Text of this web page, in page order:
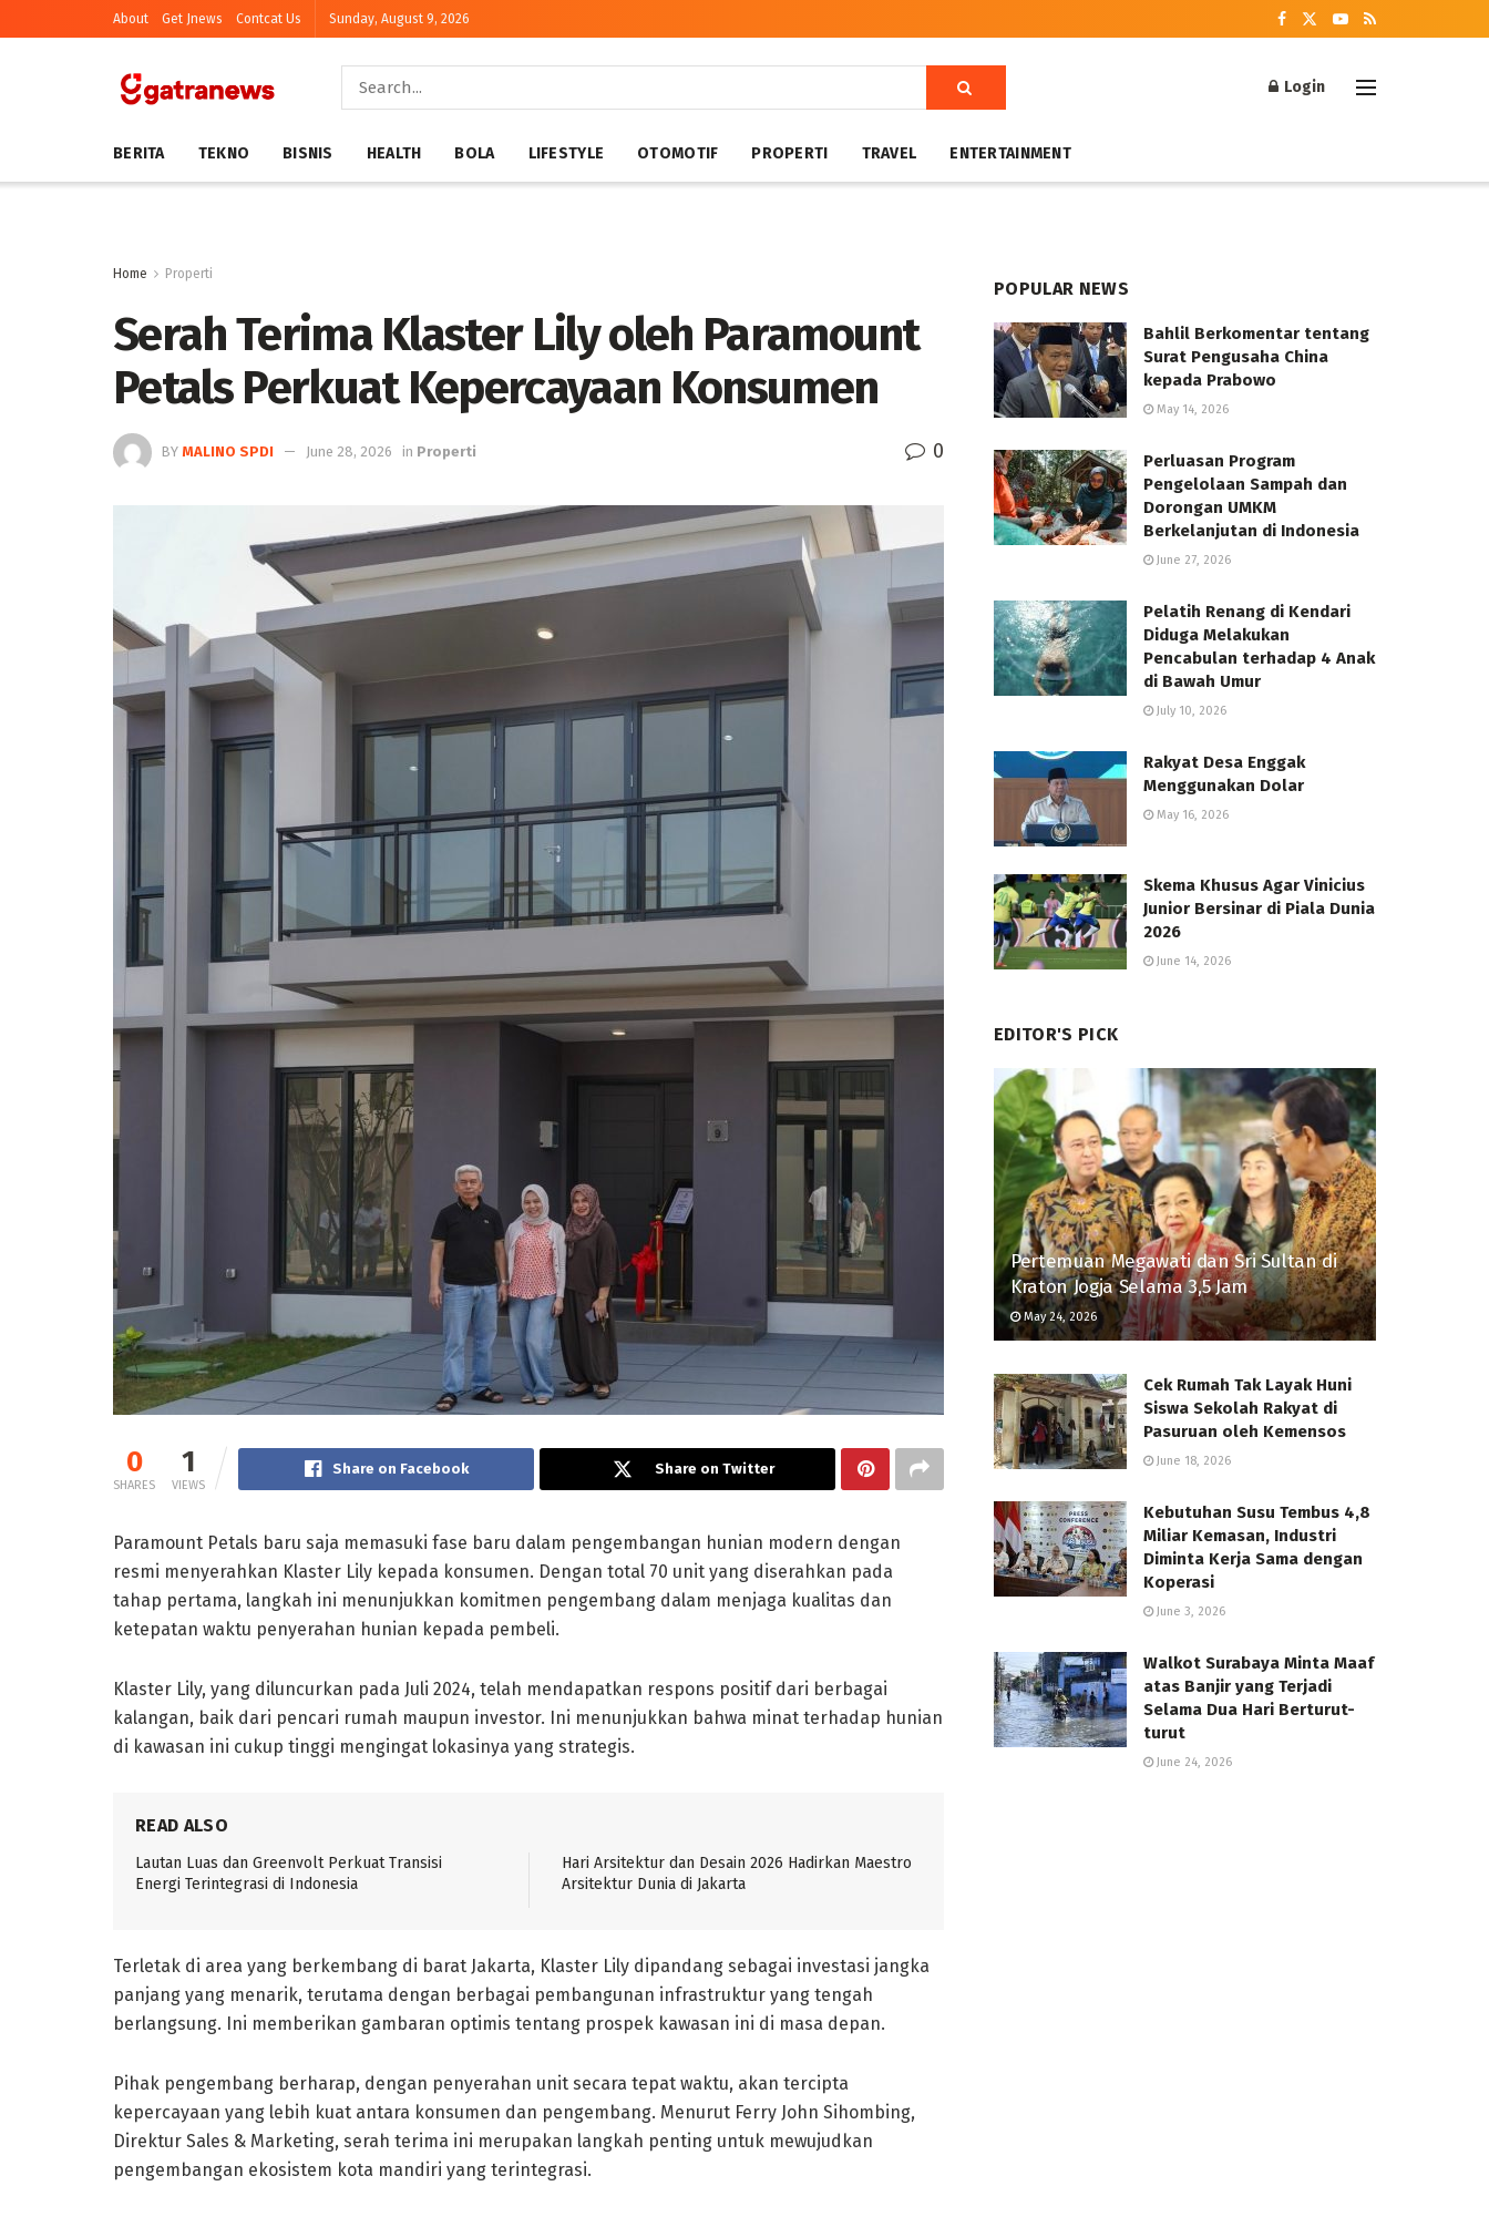
About Get Jnews Contcat Us Sunday, August 9, 2026
Login
BERITA TEKNO BISNIS HEALTH BOLA LIFESTYLE OTOMOTIF PROPERTI TRAVEL ENTERTAINMENT
Home Properti
Serah Terima Klaster Lily oleh Paramount
Petals Perkuat Kepercayaan Konsumen
BY MALINO SPDI June 28, 2026 in Properti 0
0
SHARES
1
VIEWS
Share on Facebook Share on Twitter
Paramount Petals baru saja memasuki fase baru dalam pengembangan hunian modern dengan
resmi menyerahkan Klaster Lily kepada konsumen. Dengan total 70 unit yang diserahkan pada
tahap pertama, langkah ini menunjukkan komitmen pengembang dalam menjaga kualitas dan
ketepatan waktu penyerahan hunian kepada pembeli.
Klaster Lily, yang diluncurkan pada Juli 2024, telah mendapatkan respons positif dari berbagai
kalangan, baik dari pencari rumah maupun investor. Ini menunjukkan bahwa minat terhadap hunian
di kawasan ini cukup tinggi mengingat lokasinya yang strategis.
READ ALSO
Lautan Luas dan Greenvolt Perkuat Transisi
Energi Terintegrasi di Indonesia
Hari Arsitektur dan Desain 2026 Hadirkan Maestro
Arsitektur Dunia di Jakarta
Terletak di area yang berkembang di barat Jakarta, Klaster Lily dipandang sebagai investasi jangka
panjang yang menarik, terutama dengan berbagai pembangunan infrastruktur yang tengah
berlangsung. Ini memberikan gambaran optimis tentang prospek kawasan ini di masa depan.
Pihak pengembang berharap, dengan penyerahan unit secara tepat waktu, akan tercipta
kepercayaan yang lebih kuat antara konsumen dan pengembang. Menurut Ferry John Sihombing,
Direktur Sales & Marketing, serah terima ini merupakan langkah penting untuk mewujudkan
pengembangan ekosistem kota mandiri yang terintegrasi.
POPULAR NEWS
Bahlil Berkomentar tentang
Surat Pengusaha China
kepada Prabowo
May 14, 2026
Perluasan Program
Pengelolaan Sampah dan
Dorongan UMKM
Berkelanjutan di Indonesia
June 27, 2026
Pelatih Renang di Kendari
Diduga Melakukan
Pencabulan terhadap 4 Anak
di Bawah Umur
July 10, 2026
Rakyat Desa Enggak
Menggunakan Dolar
May 16, 2026
Skema Khusus Agar Vinicius
Junior Bersinar di Piala Dunia
2026
June 14, 2026
EDITOR'S PICK
Pertemuan Megawati dan Sri Sultan di
Kraton Jogja Selama 3,5 Jam
May 24, 2026
Cek Rumah Tak Layak Huni
Siswa Sekolah Rakyat di
Pasuruan oleh Kemensos
June 18, 2026
Kebutuhan Susu Tembus 4,8
Miliar Kemasan, Industri
Diminta Kerja Sama dengan
Koperasi
June 3, 2026
Walkot Surabaya Minta Maaf
atas Banjir yang Terjadi
Selama Dua Hari Berturut-
turut
June 24, 2026